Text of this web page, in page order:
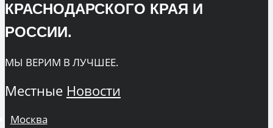
КРАСНОДАРСКОГО КРАЯ И
РОССИИ.
МЫ ВЕРИМ В ЛУЧШЕЕ.
Местные Новости
Москва